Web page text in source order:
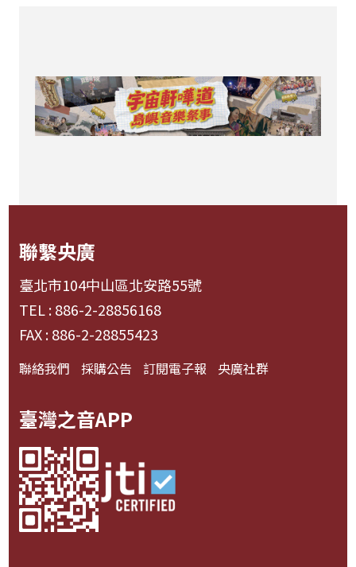
聯繫央廣
臺北市104中山區北安路55號
TEL : 886-2-28856168
FAX : 886-2-28855423
聯絡我們 採購公告 訂閱電子報 央廣社群
臺灣之音APP